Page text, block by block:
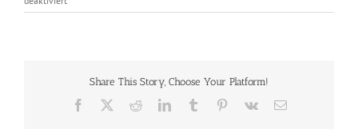
Frappuccino,
Chocolat
super
Share This Story, Choose Your Platform!
Facebook RedditLinkedInTumblr Pinterest
Vk
E-